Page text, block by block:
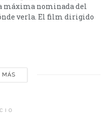
máxima nominada del
verla. El film dirigido
en la película con
de los Premios Óscar
MÁS